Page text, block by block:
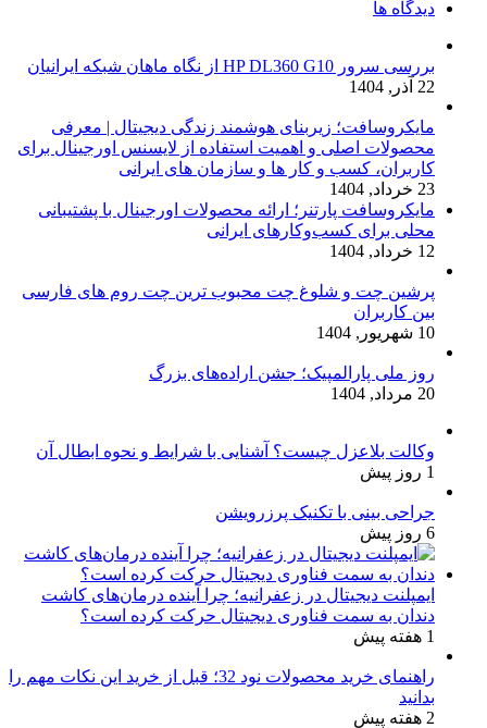
دیدگاه ها
بررسی سرور HP DL360 G10 از نگاه ماهان شبکه ایرانیان
22 آذر, 1404
مایکروسافت؛ زیربنای هوشمند زندگی دیجیتال | معرفی
محصولات اصلی و اهمیت استفاده از لایسنس اورجینال برای
کاربران، کسب و کار ها و سازمان های ایرانی
23 خرداد, 1404
مایکروسافت پارتنر؛ ارائه محصولات اورجینال با پشتیبانی
محلی برای کسب‌وکارهای ایرانی
12 خرداد, 1404
پرشین چت و شلوغ چت محبوب ترین چت روم های فارسی
بین کاربران
10 شهریور, 1404
روز ملی پارالمپیک؛ جشن اراده‌های بزرگ
20 مرداد, 1404
وکالت بلاعزل چیست؟ آشنایی با شرایط و نحوه ابطال آن
1 روز پیش
جراحی بینی با تکنیک پرزرویشن
6 روز پیش
ایمپلنت دیجیتال در زعفرانیه؛ چرا آینده درمان‌های کاشت
دندان به سمت فناوری دیجیتال حرکت کرده است؟
1 هفته پیش
راهنمای خرید محصولات نود 32؛ قبل از خرید این نکات مهم را
بدانید
2 هفته پیش